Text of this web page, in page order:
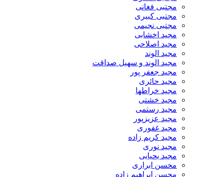
مجتبی فغانی
مجتبی کبیری
مجتبی نجیمی
مجید اخشابی
مجید اصلاحی
مجید الوند‎
مجید الوند و سهیل صداقت
مجید جعفر پور
مجید حائری
مجید خراطها
مجید خشتی
مجید رستمی
مجید عزیزپور
مجید غفوری
مجید کریم زاده
مجید نوری
مجید یحیایی
محسن ابراری
محسن ابراهیم زاده